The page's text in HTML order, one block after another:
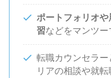
ポートフォリオ
習などをマンツー
転職カウンセラ
リアの相談や就